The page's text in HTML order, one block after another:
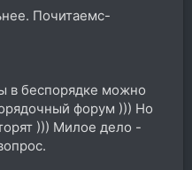
Почитаемс-
в беспорядке можно
форум ))) Но
))) Милое дело -